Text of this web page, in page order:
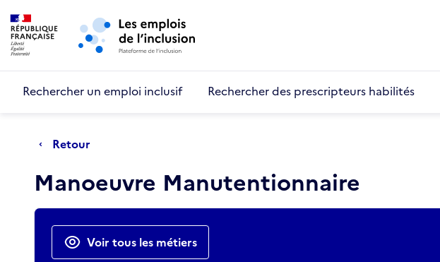
Aller au menu principal
Rechercher un emploi inclusif Rechercher des prescripteurs habilités
Retour
Manoeuvre Manutentionnaire
Actions rapides
Voir tous les métiers